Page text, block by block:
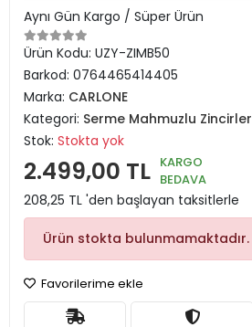
Aynı Gün Kargo / Süper Ürün
Ürün Kodu: UZY-ZIMB50
Barkod: 0764465414405
Marka: CARLONE
Kategori: Serme Mahmuzlu Zincirler
Stok: Stokta yok
2.499,00 TL KARGO
BEDAVA
208,25 TL 'den başlayan taksitlerle
Ürün stokta bulunmamaktadır.
Favorilerime ekle